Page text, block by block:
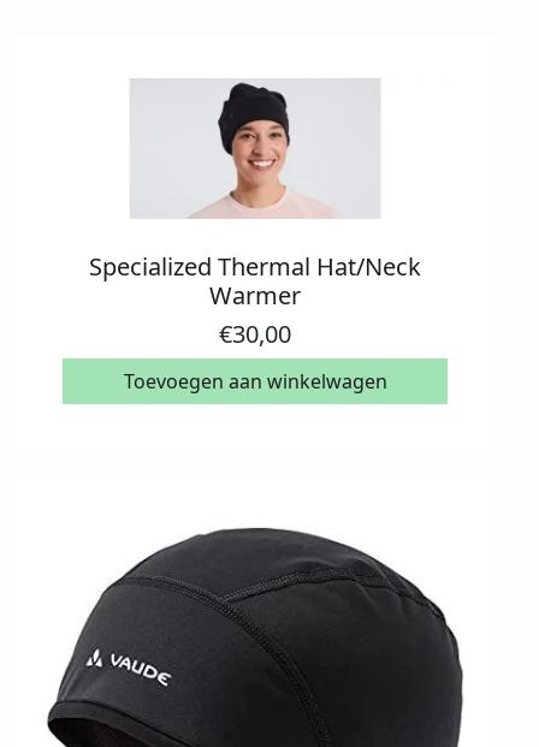
Specialized Thermal Hat/Neck
Warmer
€30,00
Toevoegen aan winkelwagen